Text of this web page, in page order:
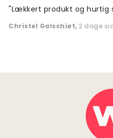
"Lækkert produkt og hurtig
Christel Galschiøt, 2 dage